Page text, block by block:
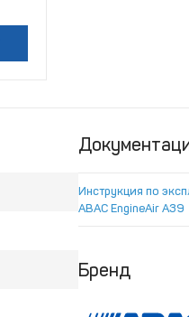
Инструкция по
ABAC EngineAir A39
Бренд